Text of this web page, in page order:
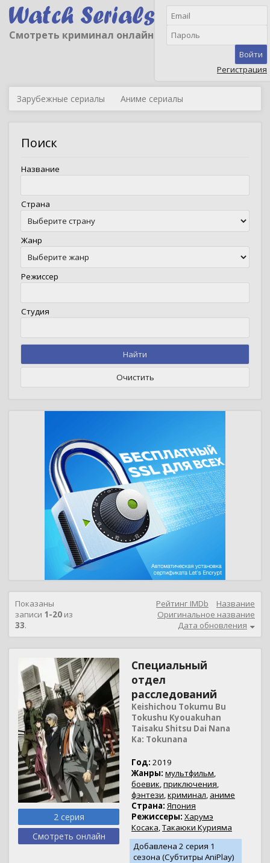
Смотреть криминал онлайн
Войти
Регистрация
Зарубежные сериалы Аниме сериалы
Поиск
Название
Страна
Жанр
Режиссер
Студия
Найти
Очистить
Показаны
записи 1-20 из
33.
Рейтинг IMDb
Название
Оригинальное название
Дата обновления
2 серия
Смотреть онлайн
Специальный
отдел
расследований
Keishichou Tokumu Bu
Tokushu Kyouakuhan
Taisaku Shitsu Dai Nana
Ka: Tokunana
Год: 2019
Жанры: мультфильм,
боевик,приключения,
фэнтези,криминал, аниме
Страна: Япония
Режиссеры: Харумэ
Косака,Такаюки Курияма
Добавлена 2 серия 1
сезона (Субтитры AniPlay)